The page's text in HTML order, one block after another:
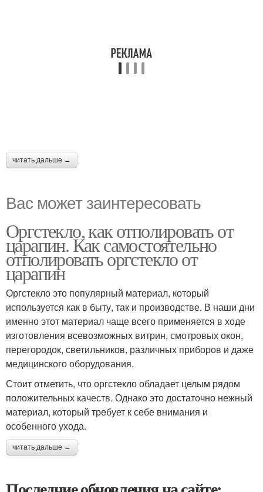
читать дальше →
Вас может заинтересовать
Оргстекло, как отполировать от
царапин. Как самостоятельно
отполировать оргстекло от
царапин
Оргстекло это популярный материал, который
используется как в быту, так и производстве. В наши дни
именно этот материал чаще всего применяется в ходе
изготовления всевозможных витрин, смотровых окон,
перегородок, светильников, различных приборов и даже
медицинского оборудования.
Стоит отметить, что оргстекло обладает целым рядом
положительных качеств. Однако это достаточно нежный
материал, который требует к себе внимания и
особенного ухода.
читать дальше →